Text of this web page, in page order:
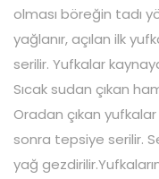
olması böreğin tadı
yağlanır, açılan ilk
serilir. Yufkalar
Sıcak sudan çıkan
Oradan çıkan
sonra tepsiye serilir.
yağ